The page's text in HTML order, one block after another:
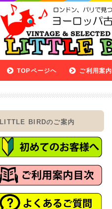
TOPページヘ ご利用案内
LITTLE BIRDのご案内